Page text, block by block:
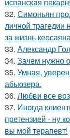
испанская
32. Симоньян
личной трагедии
за жизнь
33. Александр
34. Зачем нужно
35. Умная,
абьюзера.
36. Любви все
37. Иногда
претензией - ну
вы мой терапевт!